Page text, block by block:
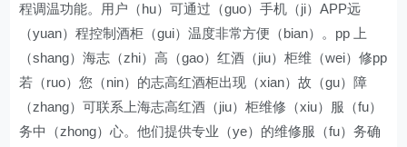
程调温功能。用户（hu）可通过（guo）手机（ji）APP远
（yuan）程控制酒柜（gui）温度非常方便（bian）。pp 上
（shang）海志（zhi）高（gao）红酒（jiu）柜维（wei）修pp
若（ruo）您（nin）的志高红酒柜出现（xian）故（gu）障
（zhang）可联系上海志高红酒（jiu）柜维修（xiu）服（fu）
务中（zhong）心。他们提供专业（ye）的维修服（fu）务确